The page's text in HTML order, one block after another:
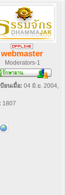
webmaster
Moderators-1
ยนเมื่อ: 04 มิ.ย. 2004,
1807